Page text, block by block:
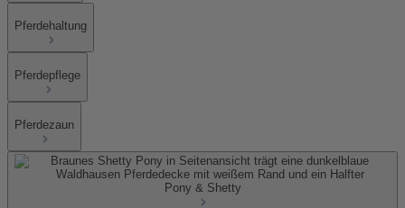
Pferdehaltung
Pferdepflege
Pferdezaun
Pony & Shetty